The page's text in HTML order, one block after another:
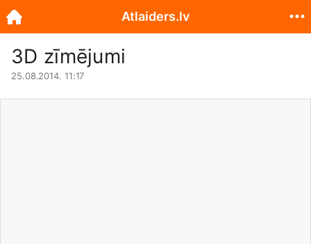
3D zīmējumi
25.08.2014. 11:17
Atlaiders.lv